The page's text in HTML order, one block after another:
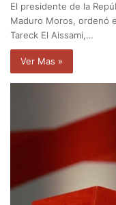
El presidente de la
Maduro Moros, ordenó
Tareck El Aissami,…
Ver Mas »